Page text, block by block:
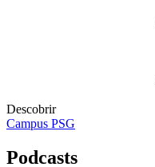
Descobrir
Campus PSG
Podcasts